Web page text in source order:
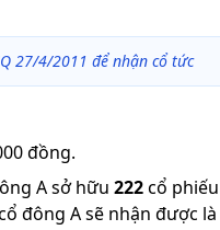
27/4/2011 để nhận cổ tức
đồng.
A sở hữu 222cổ phiếu
đông A sẽ nhận được là